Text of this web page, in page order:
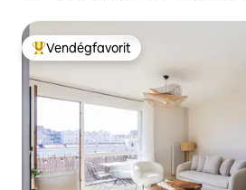
Kiemelt vendégfavorit
Vendégfavorit